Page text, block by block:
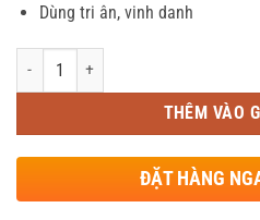
Dùng tri ân, vinh danh
Số lượng
THÊM VÀO
ĐẶT HÀNG